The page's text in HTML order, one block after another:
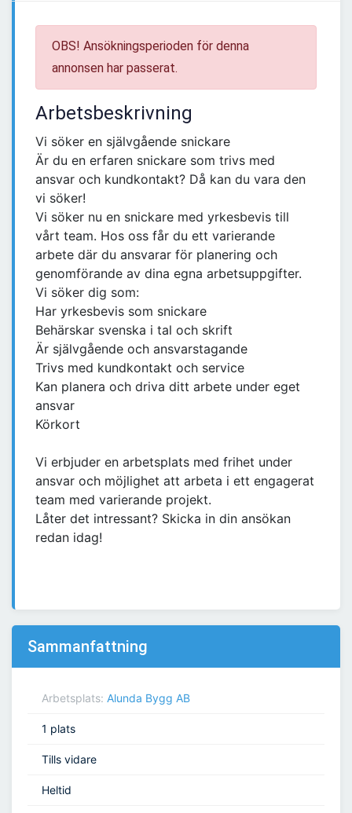
OBS! Ansökningsperioden för denna
annonsen har passerat.
Arbetsbeskrivning
Vi söker en självgående snickare
Är du en erfaren snickare som trivs med
ansvar och kundkontakt? Då kan du vara den
vi söker!
Vi söker nu en snickare med yrkesbevis till
vårt team. Hos oss får du ett varierande
arbete där du ansvarar för planering och
genomförande av dina egna arbetsuppgifter.
Vi söker dig som:
Har yrkesbevis som snickare
Behärskar svenska i tal och skrift
Är självgående och ansvarstagande
Trivs med kundkontakt och service
Kan planera och driva ditt arbete under eget
ansvar
Körkort
Vi erbjuder en arbetsplats med frihet under
ansvar och möjlighet att arbeta i ett engagerat
team med varierande projekt.
Låter det intressant? Skicka in din ansökan
redan idag!
Sammanfattning
Arbetsplats: Alunda Bygg AB
1 plats
Tills vidare
Heltid